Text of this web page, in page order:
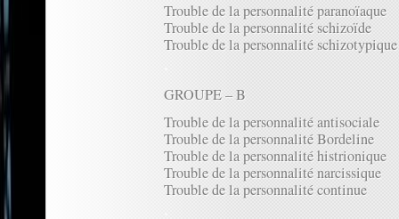
Trouble de la personnalité paranoïaque
Trouble de la personnalité schizoïde
Trouble de la personnalité schizotypique
GROUPE – B
Trouble de la personnalité antisociale
Trouble de la personnalité Bordeline
Trouble de la personnalité histrionique
Trouble de la personnalité narcissique
Trouble de la personnalité continue